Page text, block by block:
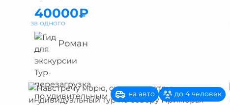
40000₽
за одного
Роман
на авто до 4 человек